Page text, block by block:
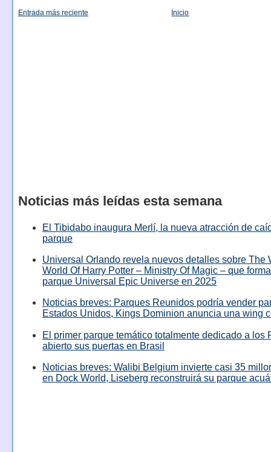
Entrada más reciente Inicio
Noticias más leídas esta semana
El Tibidabo inaugura Merlí, la nueva atracción de
parque
Universal Orlando revela nuevos detalles sobre The
World Of Harry Potter – Ministry Of Magic – que
parque Universal Epic Universe en 2025
Noticias breves: Parques Reunidos podría vender
Estados Unidos, Kings Dominion anuncia una wing
El primer parque temático totalmente dedicado a los
abierto sus puertas en Brasil
Noticias breves: Walibi Belgium invierte casi 35
en Dock World, Liseberg reconstruirá su parque